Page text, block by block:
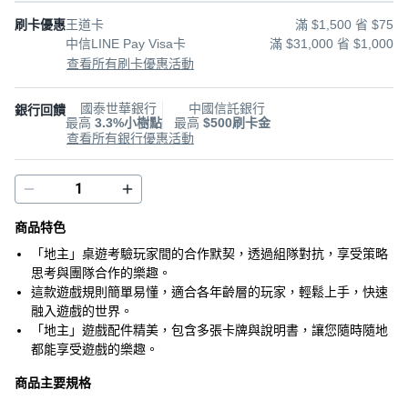
刷卡優惠王道卡
滿 $1,500 省 $75
中信LINE Pay Visa卡
滿 $31,000 省 $1,000
查看所有刷卡優惠活動
銀行回饋
國泰世華銀行
最高 3.3%小樹點
中國信託銀行
最高 $500刷卡金
查看所有銀行優惠活動
商品特色
「地主」桌遊考驗玩家間的合作默契，透過組隊對抗，享受策略
思考與團隊合作的樂趣。
這款遊戲規則簡單易懂，適合各年齡層的玩家，輕鬆上手，快速
融入遊戲的世界。
「地主」遊戲配件精美，包含多張卡牌與說明書，讓您隨時隨地
都能享受遊戲的樂趣。
商品主要規格